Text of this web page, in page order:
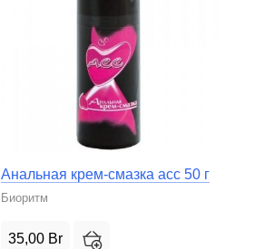
Анальная крем-смазка асс 50 г
Биоритм
35,00 Br